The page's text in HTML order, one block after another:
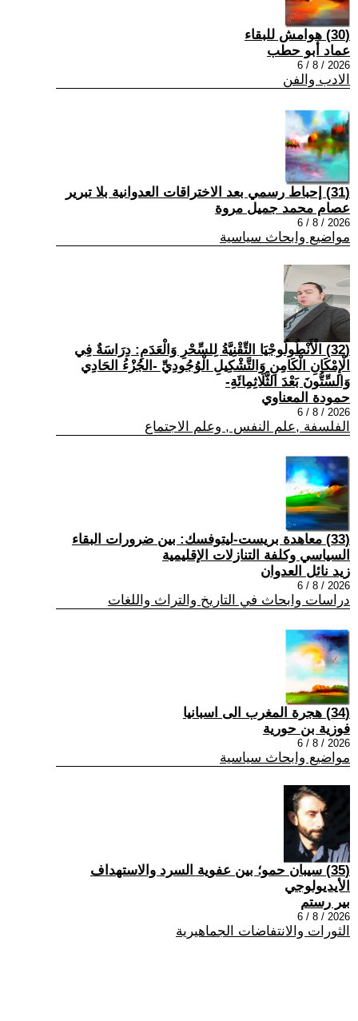
(30) هوامش للبقاء
عماد أبو حطب
2026 / 8 / 6
الادب والفن
(31) إحباط رسمي بعد الاختراقات العدوانية بلا تبرير
عصام محمد جميل مروة
2026 / 8 / 6
مواضيع وابحاث سياسية
(32) الْأَنْطُولُوجْيَا التِّقْنِيَّةُ لِلسِّحْرِ وَالْعَدَمِ: دِرَاسَةٌ فِي
الْإِمْكَانِ الْكَامِنِ وَالتَّشْكِيلِ الْوُجُودِيِّ -الجُزْءُ الحَادِي
وَالسِّتُّونَ بَعْدَ الثَّلَاثِمِائَةِ-
حمودة المعناوي
2026 / 8 / 6
الفلسفة ,علم النفس , وعلم الاجتماع
(33) معاهدة بريست-ليتوفسك: بين ضرورات البقاء
السياسي وكلفة التنازلات الإقليمية
زيد نائل العدوان
2026 / 8 / 6
دراسات وابحاث في التاريخ والتراث واللغات
(34) هجرة المغرب الى اسبانيا
فوزية بن حورية
2026 / 8 / 6
مواضيع وابحاث سياسية
(35) سيبان حمو؛ بين عفوية السرد والاستهداف
الأيديولوجي
بير رستم
2026 / 8 / 6
الثورات والانتفاضات الجماهيرية